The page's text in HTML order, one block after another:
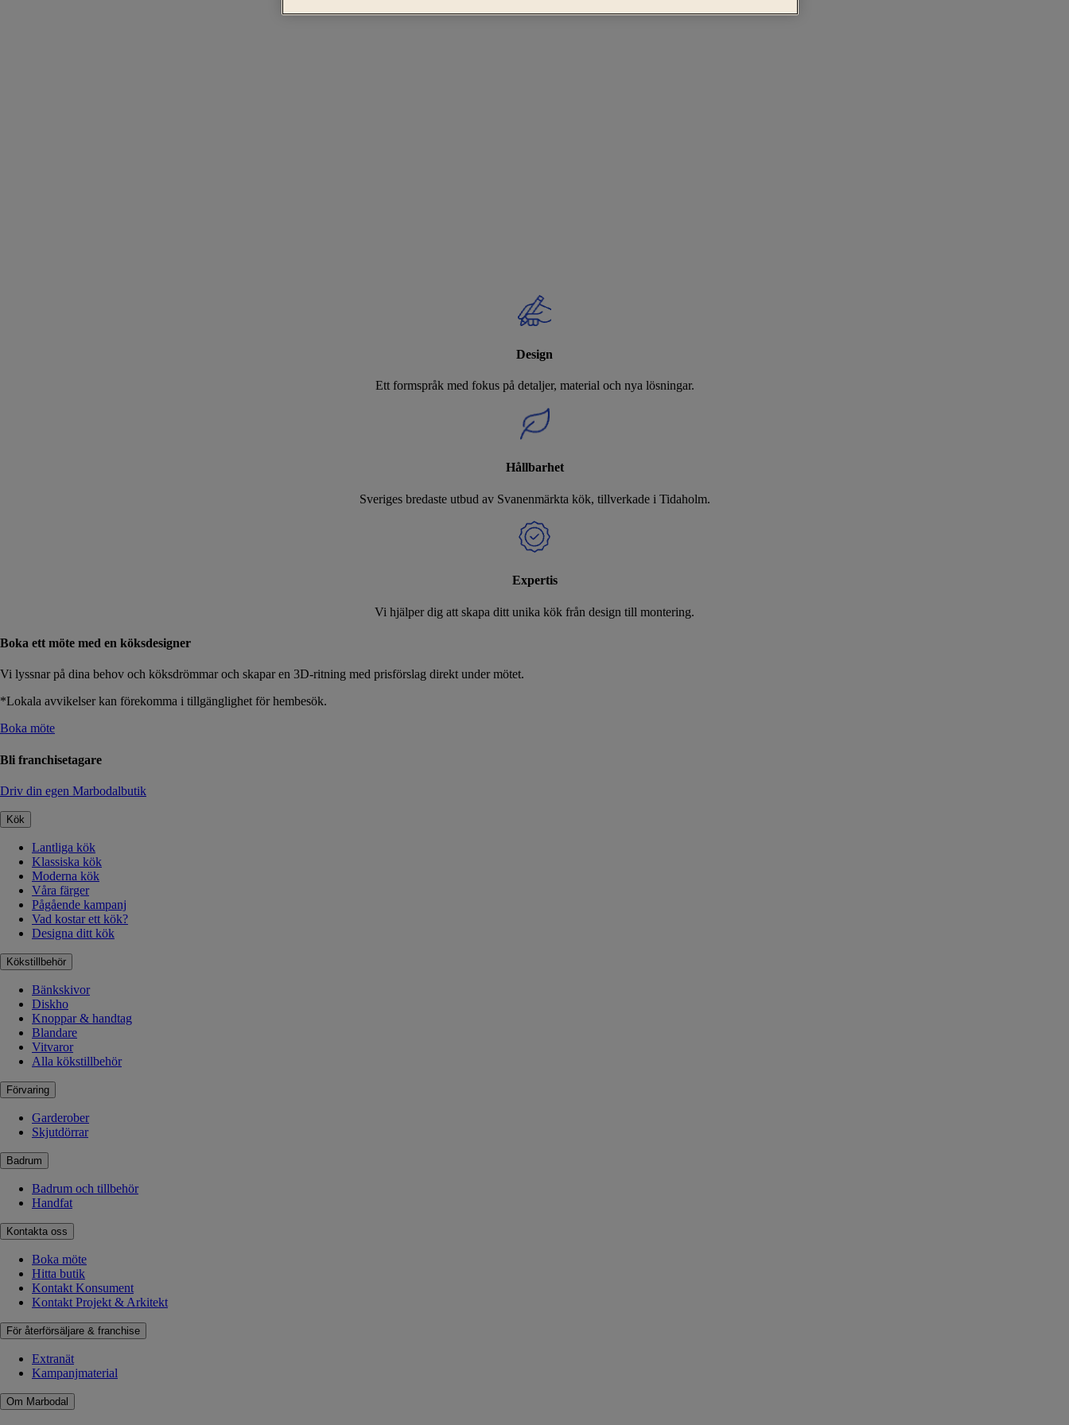
Design
Ett formspråk med fokus på detaljer, material och nya lösningar.
Hållbarhet
Sveriges bredaste utbud av Svanenmärkta kök, tillverkade i Tidaholm.
Expertis
Vi hjälper dig att skapa ditt unika kök från design till montering.
Boka ett möte med en köksdesigner
Vi lyssnar på dina behov och köksdrömmar och skapar en 3D-ritning med prisförslag direkt under mötet.
*Lokala avvikelser kan förekomma i tillgänglighet för hembesök.
Boka möte
Bli franchisetagare
Driv din egen Marbodalbutik
Kök
Lantliga kök
Klassiska kök
Moderna kök
Våra färger
Pågående kampanj
Vad kostar ett kök?
Designa ditt kök
Kökstillbehör
Bänkskivor
Diskho
Knoppar & handtag
Blandare
Vitvaror
Alla kökstillbehör
Förvaring
Garderober
Skjutdörrar
Badrum
Badrum och tillbehör
Handfat
Kontakta oss
Boka möte
Hitta butik
Kontakt Konsument
Kontakt Projekt & Arkitekt
För återförsäljare & franchise
Extranät
Kampanjmaterial
Om Marbodal